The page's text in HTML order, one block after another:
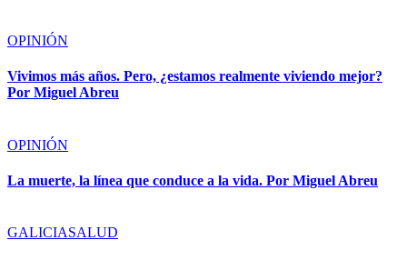
OPINIÓN
Vivimos más años. Pero, ¿estamos realmente viviendo mejor?
Por Miguel Abreu
OPINIÓN
La muerte, la línea que conduce a la vida. Por Miguel Abreu
GALICIASALUD